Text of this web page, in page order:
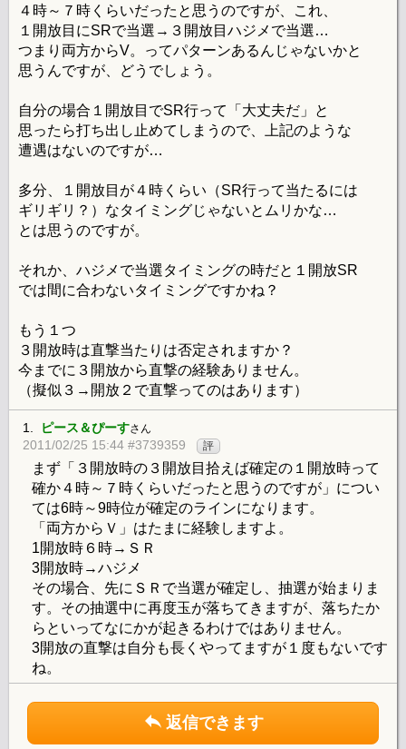
４時～７時くらいだったと思うのですが、これ、
１開放目にSRで当選→３開放目ハジメで当選…
つまり両方からV。ってパターンあるんじゃないかと
思うんですが、どうでしょう。
自分の場合１開放目でSR行って「大丈夫だ」と
思ったら打ち出し止めてしまうので、上記のような
遭遇はないのですが…
多分、１開放目が４時くらい（SR行って当たるには
ギリギリ？）なタイミングじゃないとムリかな…
とは思うのですが。
それか、ハジメで当選タイミングの時だと１開放SR
では間に合わないタイミングですかね？
もう１つ
３開放時は直撃当たりは否定されますか？
今までに３開放から直撃の経験ありません。
（擬似３→開放２で直撃ってのはあります）
1. ピース＆ぴーすさん
2011/02/25 15:44 #3739359 評
まず「３開放時の３開放目拾えば確定の１開放時って
確か４時～７時くらいだったと思うのですが」につい
ては6時～9時位が確定のラインになります。
「両方からＶ」はたまに経験しますよ。
1開放時６時→ＳＲ
3開放時→ハジメ
その場合、先にＳＲで当選が確定し、抽選が始まりま
す。その抽選中に再度玉が落ちてきますが、落ちたか
らといってなにかが起きるわけではありません。
3開放の直撃は自分も長くやってますが１度もないです
ね。
返信できます